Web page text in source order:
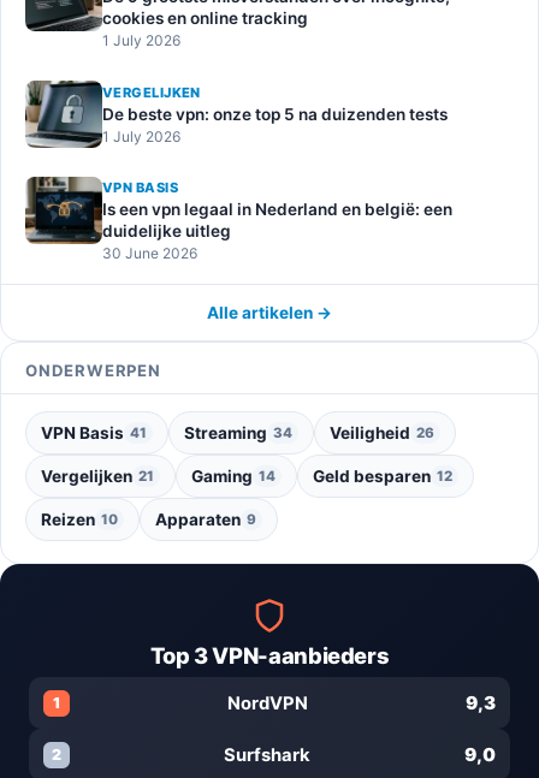
cookies en online tracking
1 July 2026
VERGELIJKEN
De beste vpn: onze top 5 na duizenden tests
1 July 2026
VPN BASIS
Is een vpn legaal in Nederland en belgië: een
duidelijke uitleg
30 June 2026
Alle artikelen →
ONDERWERPEN
VPN Basis 41 Streaming 34 Veiligheid 26
Vergelijken 21 Gaming 14 Geld besparen 12
Reizen 10 Apparaten 9
Top 3 VPN-aanbieders
1 NordVPN 9,3
2 Surfshark 9,0